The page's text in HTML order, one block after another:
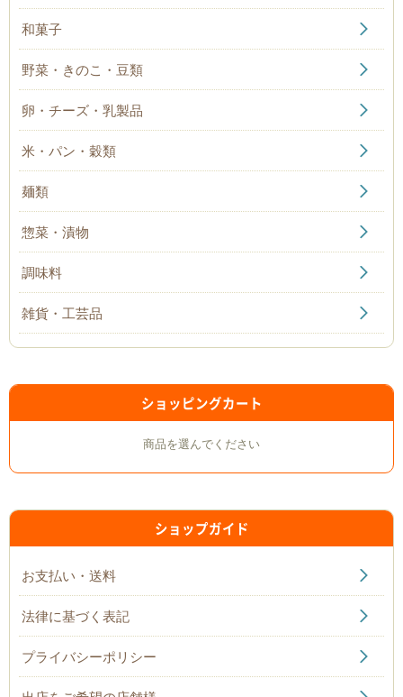
和菓子
野菜・きのこ・豆類
卵・チーズ・乳製品
米・パン・穀類
麺類
惣菜・漬物
調味料
雑貨・工芸品
ショッピングカート
商品を選んでください
ショップガイド
お支払い・送料
法律に基づく表記
プライバシーポリシー